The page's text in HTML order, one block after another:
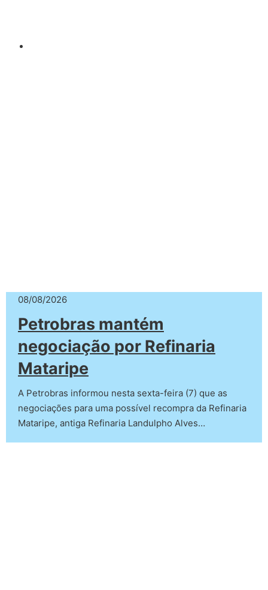
08/08/2026
Petrobras mantém
negociação por Refinaria
Mataripe
A Petrobras informou nesta sexta-feira (7) que as
negociações para uma possível recompra da Refinaria
Mataripe, antiga Refinaria Landulpho Alves…